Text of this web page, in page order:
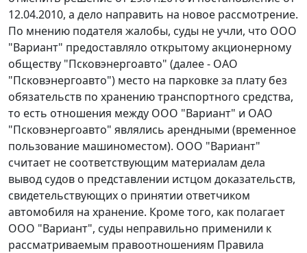
12.04.2010, а дело направить на новое рассмотрение.
По мнению подателя жалобы, суды не учли, что ООО
"Вариант" предоставляло открытому акционерному
обществу "Псковэнергоавто" (далее - ОАО
"Псковэнергоавто") место на парковке за плату без
обязательств по хранению транспортного средства,
то есть отношения между ООО "Вариант" и ОАО
"Псковэнергоавто" являлись арендными (временное
пользование машиноместом). ООО "Вариант"
считает не соответствующим материалам дела
вывод судов о представлении истцом доказательств,
свидетельствующих о принятии ответчиком
автомобиля на хранение. Кроме того, как полагает
ООО "Вариант", суды неправильно применили к
рассматриваемым правоотношениям Правила